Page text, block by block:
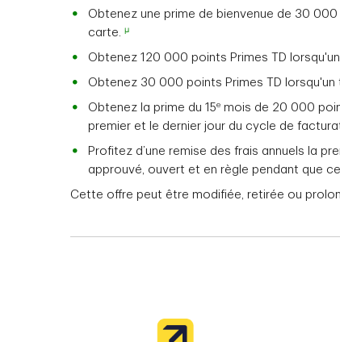
Obtenez une prime de bienvenue de 30
carte. μ
Obtenez 120 000 points Primes TD
Obtenez 30 000 points Primes TD
Obtenez la prime du 15e mois de 20 000
premier et le dernier jour du cycle de
Profitez d’une remise des frais annuels la
approuvé, ouvert et en règle pendant que
Cette offre peut être modifiée, retirée ou